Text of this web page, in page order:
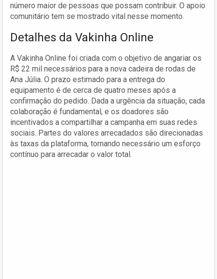
número maior de pessoas que possam contribuir. O apoio
comunitário tem se mostrado vital nesse momento.
Detalhes da Vakinha Online
A Vakinha Online foi criada com o objetivo de angariar os
R$ 22 mil necessários para a nova cadeira de rodas de
Ana Júlia. O prazo estimado para a entrega do
equipamento é de cerca de quatro meses após a
confirmação do pedido. Dada a urgência da situação, cada
colaboração é fundamental, e os doadores são
incentivados a compartilhar a campanha em suas redes
sociais. Partes do valores arrecadados são direcionadas
às taxas da plataforma, tornando necessário um esforço
contínuo para arrecadar o valor total.